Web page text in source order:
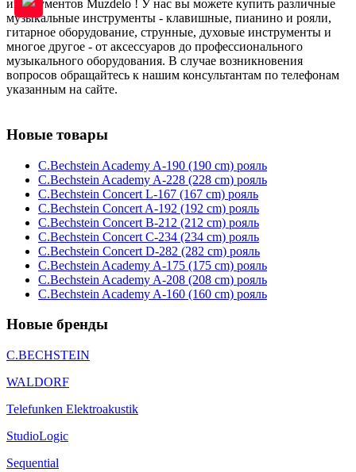
инструментов Muzdelo ! У нас вы можете купить различные
музыкальные инструменты - клавишные, пианино и рояли,
гитарное оборудование, струнные, духовые инструменты и
многое другое - от аксессуаров до профессионального
музыкального оборудования. В случае возникновения
вопросов обращайтесь к нашим консультантам по телефонам
указанным на сайте.
Новые товары
C.Bechstein Academy A-190 (190 cm) рояль
C.Bechstein Academy A-228 (228 cm) рояль
C.Bechstein Concert L-167 (167 cm) рояль
C.Bechstein Concert A-192 (192 cm) рояль
C.Bechstein Concert B-212 (212 cm) рояль
C.Bechstein Concert С-234 (234 cm) рояль
C.Bechstein Concert D-282 (282 cm) рояль
C.Bechstein Academy A-175 (175 cm) рояль
C.Bechstein Academy A-208 (208 cm) рояль
C.Bechstein Academy A-160 (160 cm) рояль
Новые бренды
C.BECHSTEIN
WALDORF
Telefunken Elektroakustik
StudioLogic
Sequential